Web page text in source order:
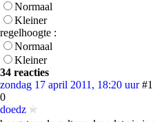
Normaal
Kleiner
regelhoogte :
Normaal
Kleiner
34 reacties
zondag 17 april 2011, 18:20 uur #1
0
doedz